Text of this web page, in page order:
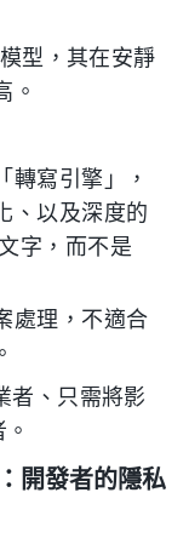
型，其在安靜
。
轉寫引擎」，
、以及深度的
字，而不是
處理，不適合
者、只需將影
開發者的隱私